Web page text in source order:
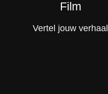
Film
Vertel jouw verhaal